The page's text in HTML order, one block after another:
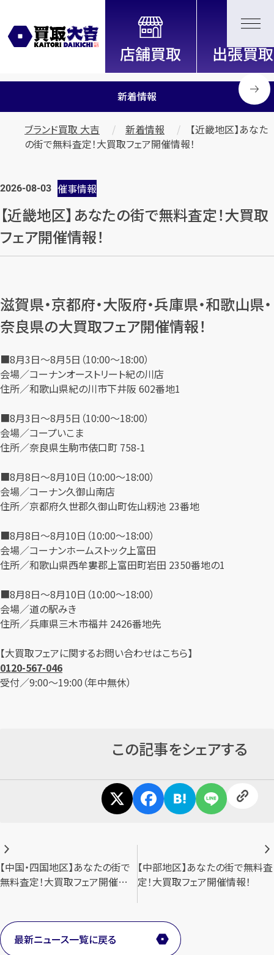
全国2200店舗以上展開中！
信頼と実績の買取専門店「買取大
吉」
カンタン無料
今すぐ査定金額をお伝えいたします
まずはお電話で無料査定
【総合受付】24時間・年中無休(年末年始除く)
メールで無料相談する
新着情報
ブランド買取 大吉 新着情報
【近畿地区】あなた
の街で無料査定！大買取フェア開催情報！
2026-08-03 催事情報
【近畿地区】あなたの街で無料査定！大買取
フェア開催情報！
滋賀県・京都府・大阪府・兵庫県・和歌山県・
奈良県の大買取フェア開催情報！
■8月3日～8月5日（10:00～18:00）
会場／コーナンオーストリート紀の川店
住所／和歌山県紀の川市下井阪 602番地1
■8月3日～8月5日（10:00～18:00）
会場／コープいこま
住所／奈良県生駒市俵口町 758-1
■8月8日～8月10日（10:00～18:00）
会場／コーナン久御山南店
住所／京都府久世郡久御山町佐山籾池 23番地
■8月8日～8月10日（10:00～18:00）
会場／コーナンホームストック上富田
住所／和歌山県西牟婁郡上富田町岩田 2350番地の1
■8月8日～8月10日（10:00～18:00）
会場／道の駅みき
住所／兵庫県三木市福井 2426番地先
【大買取フェアに関するお問い合わせはこちら】
0120-567-046
受付／9:00～19:00（年中無休）
この記事をシェアする
投
稿
ビ
ゲ
【中国・四国地区】あなたの街で
無料査定！大買取フェア開催情
【中部地区】あなたの街で無料査
定！大買取フェア開催情報！
最新ニュース一覧に戻る